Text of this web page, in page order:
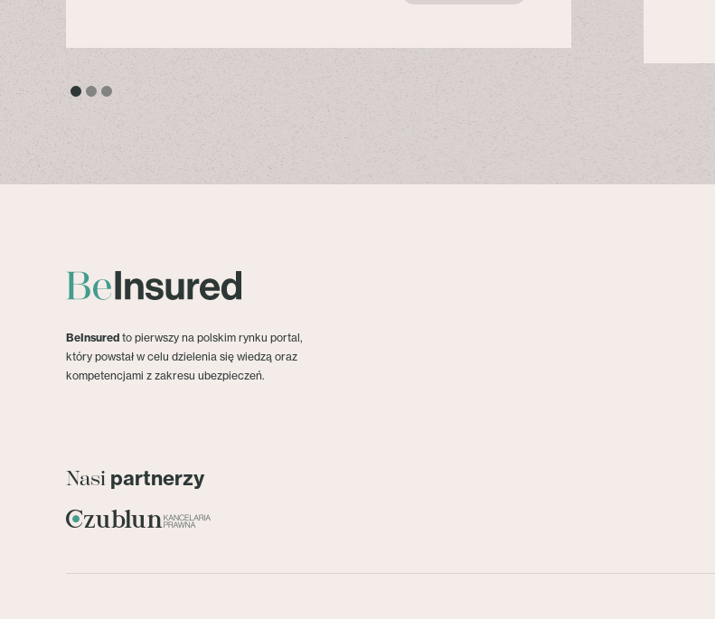
BeInsured to pierwszy na polskim rynku portal,
który powstał w celu dzielenia się wiedzą oraz
kompetencjami z zakresu ubezpieczeń.
Nasi partnerzy